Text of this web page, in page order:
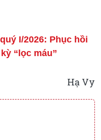
I/2026: Phục hồi
“lọc máu”
Hạ Vy